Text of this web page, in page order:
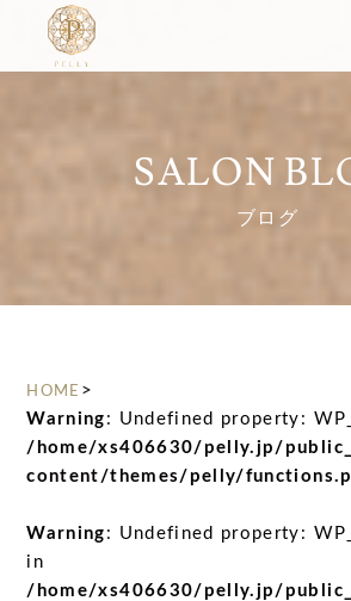
SALON
ブログ
HOME >
Warning : Undefined property:
/home/xs406630/pelly.jp/
content/themes/pelly/
Warning : Undefined property:
in
/home/xs406630/pelly.jp/